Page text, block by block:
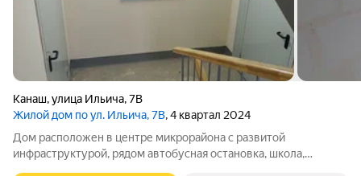
Канаш,улица Ильича,7В
Жилой дом по ул. Ильича, 7В, 4 квартал 2024
Дом расположен в центре микрорайона с развитой
инфраструктурой, рядом автобусная остановка, школа,